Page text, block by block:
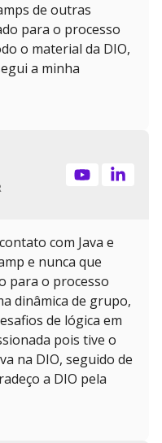
de outras
para o processo
o material da DIO,
a minha
com Java e
e nunca que
para o processo
dinâmica de grupo,
de lógica em
pois tive o
na DIO, seguido de
a DIO pela